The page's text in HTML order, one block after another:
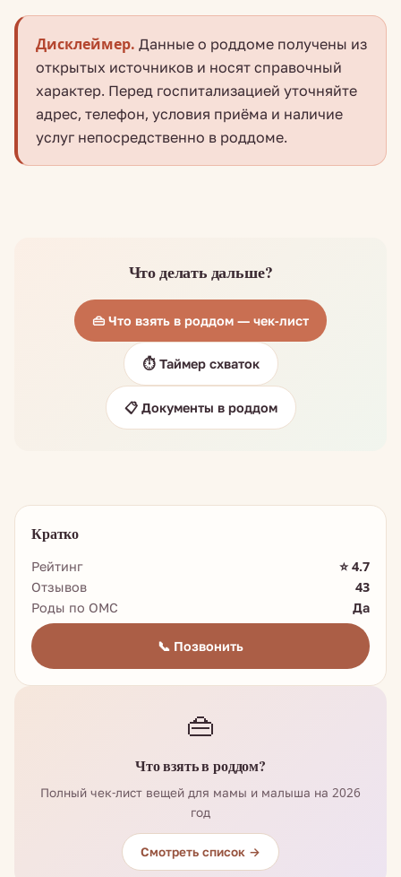
Дисклеймер. Данные о роддоме получены из
открытых источников и носят справочный
характер. Перед госпитализацией уточняйте
адрес, телефон, условия приёма и наличие
услуг непосредственно в роддоме.
Кратко
Рейтинг
⭐ 4.7
Отзывов
43
Роды по ОМС
Да
📞 Позвонить
👜
Что взять в роддом?
Полный чек-лист вещей для мамы и малыша на 2026
год
Смотреть список →
Что делать дальше?
👜 Что взять в роддом — чек-лист
⏱️ Таймер схваток
📋 Документы в роддом